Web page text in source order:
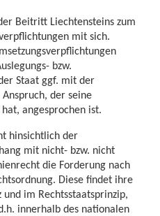
Beitritt Liechtensteins zum
mit sich.
bzw.
Staat ggf. mit der
der seine
angesprochen ist.
hinsichtlich der
mit nicht- bzw. nicht
die Forderung nach
Diese findet ihre
im Rechtsstaatsprinzip,
innerhalb des nationalen